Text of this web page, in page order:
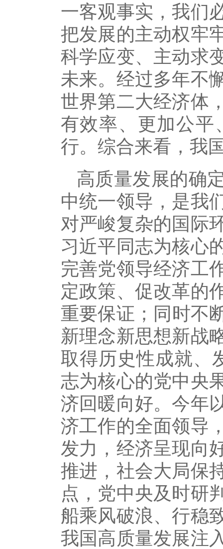
一客观事实，我们
把发展的主动权牢
科学应变、主动求
未来。经过多年不
世界第二大经济体
有效率、更加公平
行。综合来看，我
高质量发展的确
中统一领导，是我
对严峻复杂的国际
习近平同志为核心
完善党领导经济工
定政策、促改革的
重要保证；同时不
新理念新思想新战
取得历史性成就、
志为核心的党中央
济回暖向好。今年
济工作的全面领导
发力，经济呈现向
推进，社会大局保
点，党中央及时研
船乘风破浪、行稳
我国高质量发展注